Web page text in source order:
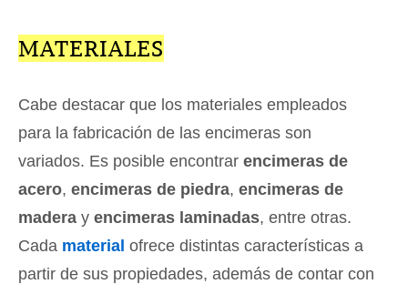
MATERIALES
Cabe destacar que los materiales empleados
para la fabricación de las encimeras son
variados. Es posible encontrar encimeras de
acero, encimeras de piedra, encimeras de
madera y encimeras laminadas, entre otras.
Cada material ofrece distintas características a
partir de sus propiedades, además de contar con